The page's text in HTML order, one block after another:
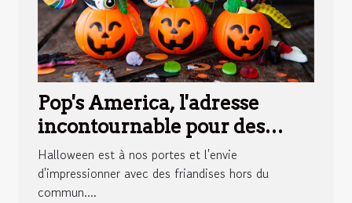
Pop's America, l'adresse
incontournable pour des
bonbons Halloween
surprenants
Halloween est à nos portes et l'envie
d'impressionner avec des friandises hors du
commun....